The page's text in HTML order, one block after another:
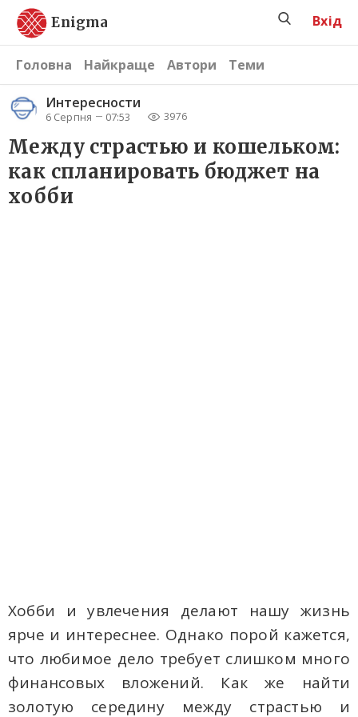
Enigma
Головна Найкраще Автори Теми
Вхід
Интересности
6 Серпня 07:53 3976
Между страстью и кошельком:
как спланировать бюджет на
хобби
Хобби и увлечения делают нашу жизнь
ярче и интереснее. Однако порой кажется,
что любимое дело требует слишком много
финансовых вложений. Как же найти
золотую середину между страстью и